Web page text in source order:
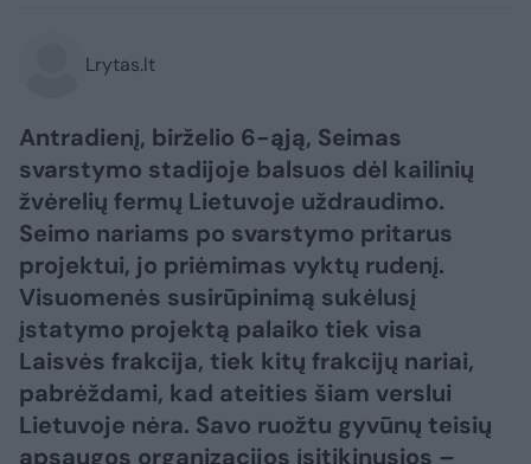
Lrytas.lt
Antradienį, birželio 6-ąją, Seimas
svarstymo stadijoje balsuos dėl kailinių
žvėrelių fermų Lietuvoje uždraudimo.
Seimo nariams po svarstymo pritarus
projektui, jo priėmimas vyktų rudenį.
Visuomenės susirūpinimą sukėlusį
įstatymo projektą palaiko tiek visa
Laisvės frakcija, tiek kitų frakcijų nariai,
pabrėždami, kad ateities šiam verslui
Lietuvoje nėra. Savo ruožtu gyvūnų teisių
apsaugos organizacijos įsitikinusios –